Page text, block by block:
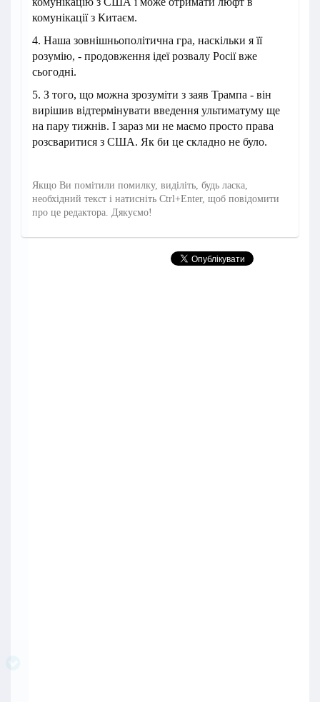
комунікації з Китаєм.
4. Наша зовнішньополітична гра, наскільки я її
розумію, - продовження ідеї розвалу Росії вже
сьогодні.
5. З того, що можна зрозуміти з заяв Трампа - він
вирішив відтермінувати введення ультиматуму ще
на пару тижнів. І зараз ми не маємо просто права
розсваритися з США. Як би це складно не було.
Якщо Ви помітили помилку, виділіть, будь ласка,
необхідний текст і натисніть Ctrl+Enter, щоб повідомити
про це редактора. Дякуємо!